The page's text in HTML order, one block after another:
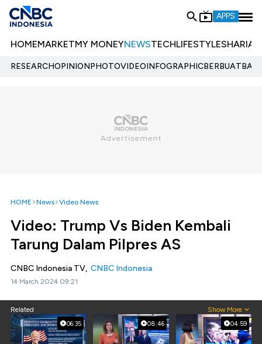
APPS
HOMEMARKETMY MONEYNEWSTECHLIFESTYLESHARIA
RESEARCHOPINIONPHOTOVIDEOINFOGRAPHIC
HOME News Video News
Video: Trump Vs Biden Kembali
Tarung Dalam Pilpres AS
CNBC Indonesia TV, CNBC Indonesia
14 March 2024 09:21
Related Show More
06:35 08:46 04:59